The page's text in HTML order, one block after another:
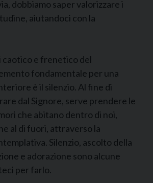
dobbiamo saper valorizzare i
aiutandoci con la
caotico e frenetico del
fondamentale per una
è il silenzio. Al fine di
dal Signore, serve prendere le
che abitano dentro di noi,
al di fuori, attraverso la
Silenzio, ascolto della
e adorazione sono alcune
per farlo.